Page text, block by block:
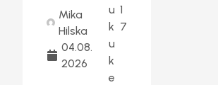
Mika
Hilska
04.08.
2026
u
k
u
k
e
1
7